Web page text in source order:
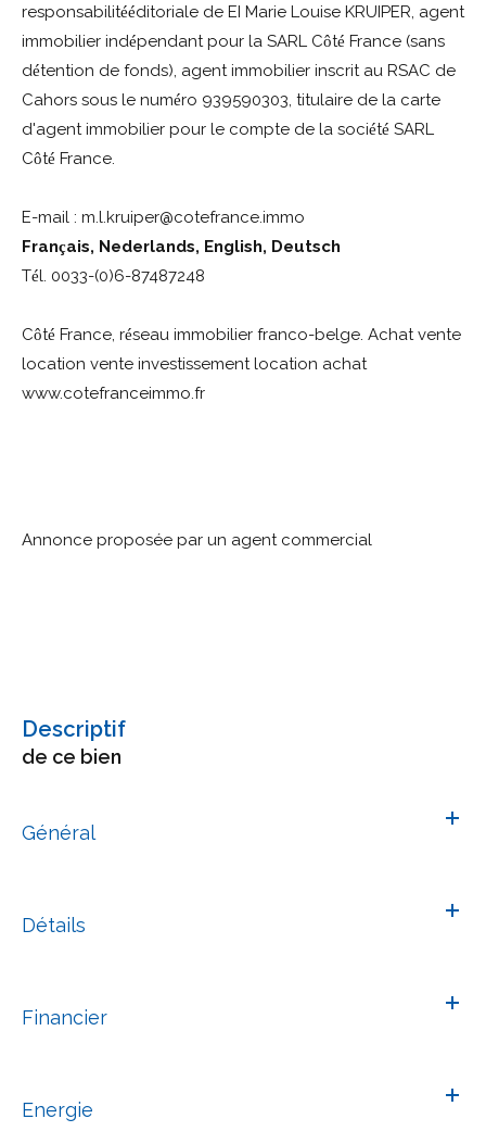
responsabilitééditoriale de EI Marie Louise KRUIPER, agent
immobilier indépendant pour la SARL Côté France (sans
détention de fonds), agent immobilier inscrit au RSAC de
Cahors sous le numéro 939590303, titulaire de la carte
d'agent immobilier pour le compte de la société SARL
Côté France.
E-mail : m.l.kruiper@cotefrance.immo
Français, Nederlands, English, Deutsch
Tél. 0033-(0)6-87487248
Côté France, réseau immobilier franco-belge. Achat vente
location vente investissement location achat
www.cotefranceimmo.fr
Annonce proposée par un agent commercial
descriptif
de ce bien
Général
Détails
Financier
Energie